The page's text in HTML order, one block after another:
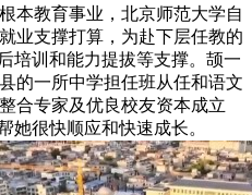
本教育事业，北京师范大学自
业支撑打算，为赴下层任教的
培训和能力提拔等支撑。颉一
的一所中学担任班从任和语文
合专家及优良校友资本成立
她很快顺应和快速成长。